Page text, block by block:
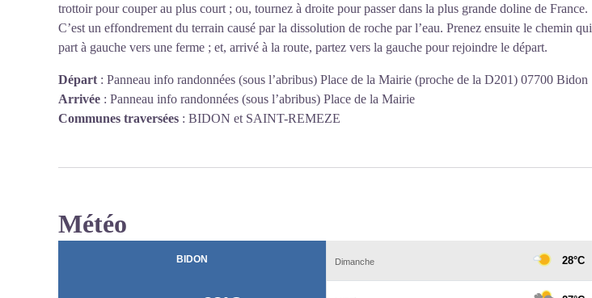
trottoir pour couper au plus court ; ou, tournez à droite pour passer dans la plus grande doline de France.
C’est un effondrement du terrain causé par la dissolution de roche par l’eau. Prenez ensuite le chemin qui
part à gauche vers une ferme ; et, arrivé à la route, partez vers la gauche pour rejoindre le départ.
Départ : Panneau info randonnées (sous l’abribus) Place de la Mairie (proche de la D201) 07700 Bidon
Arrivée : Panneau info randonnées (sous l’abribus) Place de la Mairie
Communes traversées : BIDON et SAINT-REMEZE
Météo